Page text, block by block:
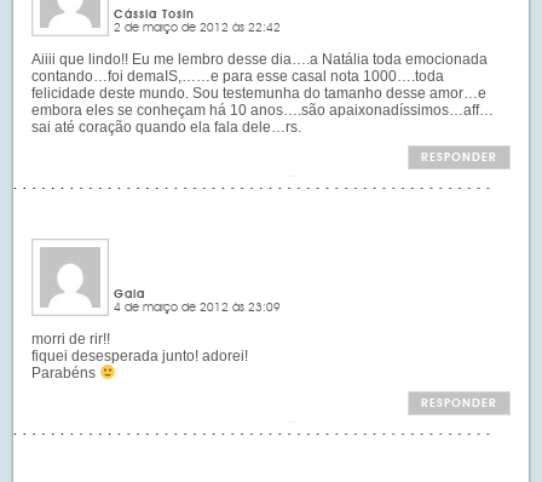
Cássia Tosin
2 de março de 2012 às 22:42
Aiiii que lindo!! Eu me lembro desse dia….a Natália toda emocionada
contando…foi demaIS,……e para esse casal nota 1000….toda
felicidade deste mundo. Sou testemunha do tamanho desse amor…e
embora eles se conheçam há 10 anos….são apaixonadíssimos…aff…
sai até coração quando ela fala dele…rs.
RESPONDER
Gaia
4 de março de 2012 às 23:09
morri de rir!!
fiquei desesperada junto! adorei!
Parabéns
RESPONDER